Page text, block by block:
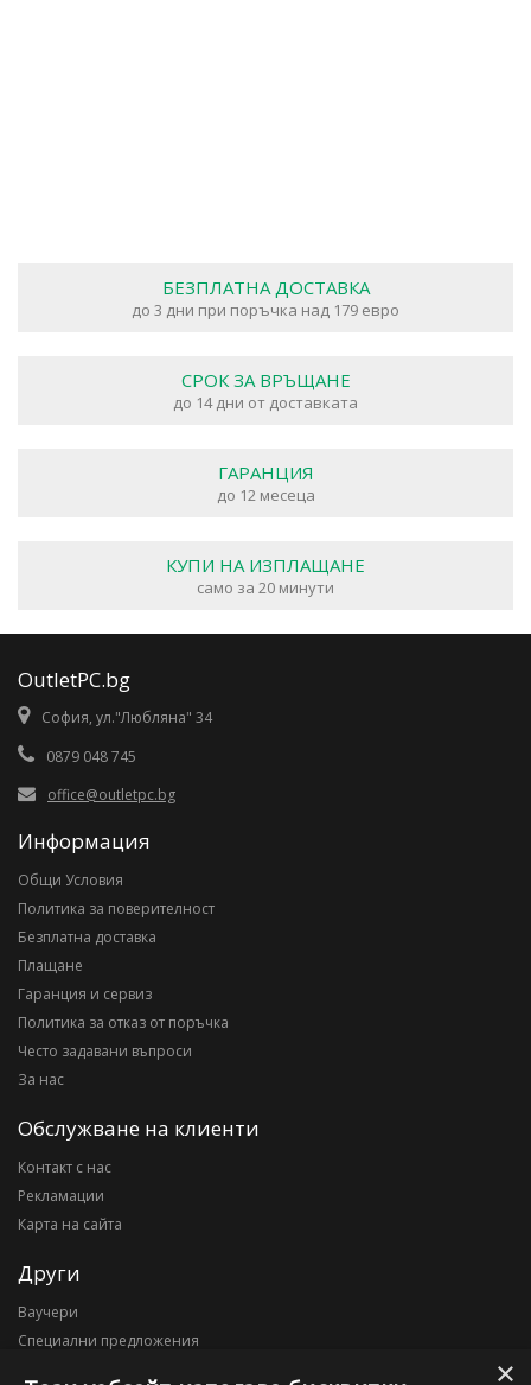
БЕЗПЛАТНА ДОСТАВКА
до 3 дни при поръчка над 179 евро
СРОК ЗА ВРЪЩАНЕ
до 14 дни от доставката
ГАРАНЦИЯ
до 12 месеца
КУПИ НА ИЗПЛАЩАНЕ
само за 20 минути
OutletPC.bg
София, ул."Любляна" 34
0879 048 745
office@outletpc.bg
Информация
Общи Условия
Политика за поверителност
Безплатна доставка
Плащане
Гаранция и сервиз
Политика за отказ от поръчка
Често задавани въпроси
За нас
Обслужване на клиенти
Контакт с нас
Рекламации
Карта на сайта
Други
Ваучери
Специални предложения
×